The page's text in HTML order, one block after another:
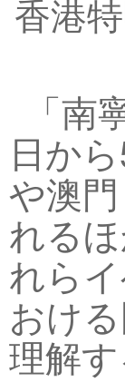
香港
「
日か
や澳
れる
れら
おけ
理解